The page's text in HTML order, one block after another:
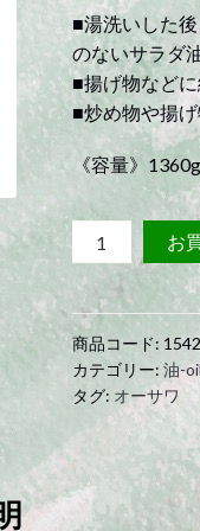
■湯洗いした
のないサラダ
■揚げ物など
■炒め物や揚
《容量》1360g
ー
サ
ワ
の
な
お
商品コード: 1542
カテゴリー: 油-oil
タグ: オーサワ